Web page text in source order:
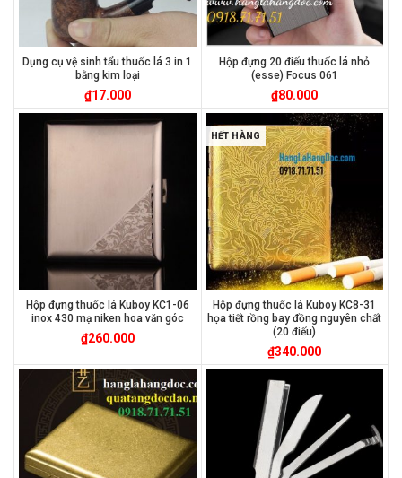
Dụng cụ vệ sinh tẩu thuốc lá 3 in 1
bằng kim loại
₫17.000
Hộp đựng 20 điếu thuốc lá nhỏ
(esse) Focus 061
₫80.000
Hộp đựng thuốc lá Kuboy KC1-06
inox 430 mạ niken hoa văn góc
₫260.000
HẾT HÀNG
Hộp đựng thuốc lá Kuboy KC8-31
họa tiết rồng bay đồng nguyên chất
(20 điếu)
₫340.000